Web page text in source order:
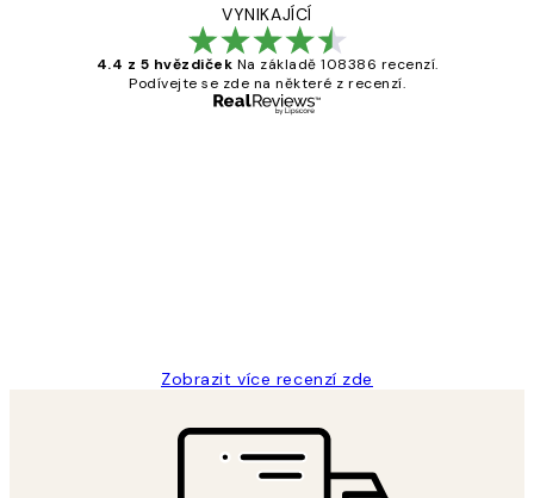
VYNIKAJÍCÍ
4.4 z 5 hvězdiček Na základě 108386 recenzí.
Podívejte se zde na některé z recenzí.
Zobrazit více recenzí zde